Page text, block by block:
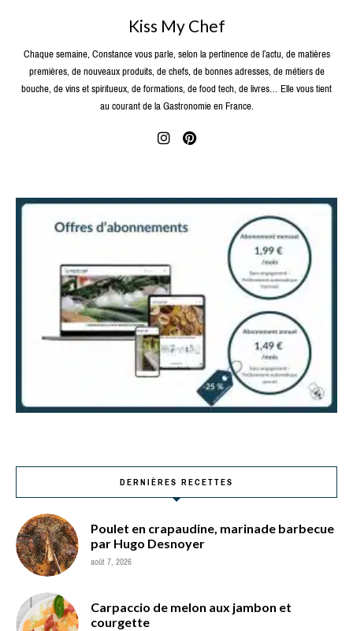
Kiss My Chef
Chaque semaine, Constance vous parle, selon la pertinence de l’actu, de matières
premières, de nouveaux produits, de chefs, de bonnes adresses, de métiers de
bouche, de vins et spiritueux, de formations, de food tech, de livres… Elle vous tient
au courant de la Gastronomie en France.
DERNIÈRES RECETTES
Poulet en crapaudine, marinade barbecue
par Hugo Desnoyer
août 7, 2026
Carpaccio de melon aux jambon et
courgette